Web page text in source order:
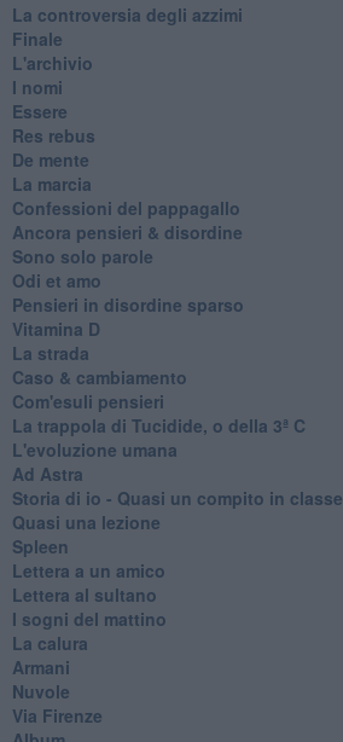
La controversia degli azzimi
Finale
L'archivio
I nomi
Essere
Res rebus
De mente
La marcia
Confessioni del pappagallo
Ancora pensieri & disordine
Sono solo parole
Odi et amo
Pensieri in disordine sparso
Vitamina D
La strada
Caso & cambiamento
Com'esuli pensieri
La trappola di Tucidide, o della 3ª C
L'evoluzione umana
Ad Astra
Storia di io - Quasi un compito in classe
Quasi una lezione
Spleen
Lettera a un amico
Lettera al sultano
I sogni del mattino
La calura
Armani
Nuvole
Via Firenze